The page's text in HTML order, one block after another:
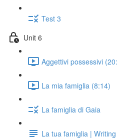
Test 3
Unit 6
Aggettivi possessivi
La mia famiglia (8:14)
La famiglia di Gaia
La tua famiglia |